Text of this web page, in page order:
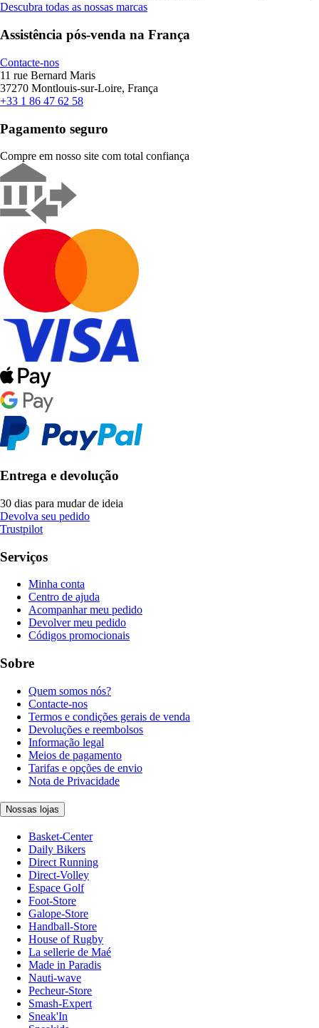
Descubra todas as nossas marcas
Assistência pós-venda na França
Contacte-nos
11 rue Bernard Maris
37270 Montlouis-sur-Loire, França
+33 1 86 47 62 58
Pagamento seguro
Compre em nosso site com total confiança
Entrega e devolução
30 dias para mudar de ideia
Devolva seu pedido
Trustpilot
Serviços
Minha conta
Centro de ajuda
Acompanhar meu pedido
Devolver meu pedido
Códigos promocionais
Sobre
Quem somos nós?
Contacte-nos
Termos e condições gerais de venda
Devoluções e reembolsos
Informação legal
Meios de pagamento
Tarifas e opções de envio
Nota de Privacidade
Nossas lojas
Basket-Center
Daily Bikers
Direct Running
Direct-Volley
Espace Golf
Foot-Store
Galope-Store
Handball-Store
House of Rugby
La sellerie de Maé
Made in Paradis
Nauti-wave
Pecheur-Store
Smash-Expert
Sneak'In